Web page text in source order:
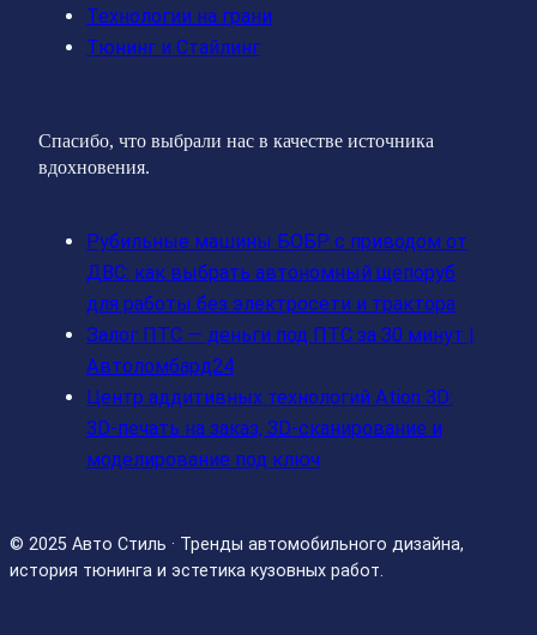
Технологии на грани
Тюнинг и Стайлинг
Спасибо, что выбрали нас в качестве источника
вдохновения.
Рубильные машины БОБР с приводом от
ДВС: как выбрать автономный щепоруб
для работы без электросети и трактора
Залог ПТС — деньги под ПТС за 30 минут |
Автоломбард24
Центр аддитивных технологий Ation 3D:
3D-печать на заказ, 3D-сканирование и
моделирование под ключ
© 2025 Авто Стиль · Тренды автомобильного дизайна,
история тюнинга и эстетика кузовных работ.